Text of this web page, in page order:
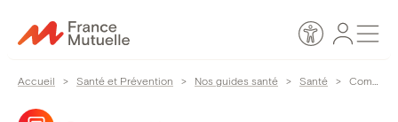
au
Accessibilité
Espace
Accueil > Santé et Prévention > Nos guides santé > Santé > Comment est favorisée la croissance des enfants ?